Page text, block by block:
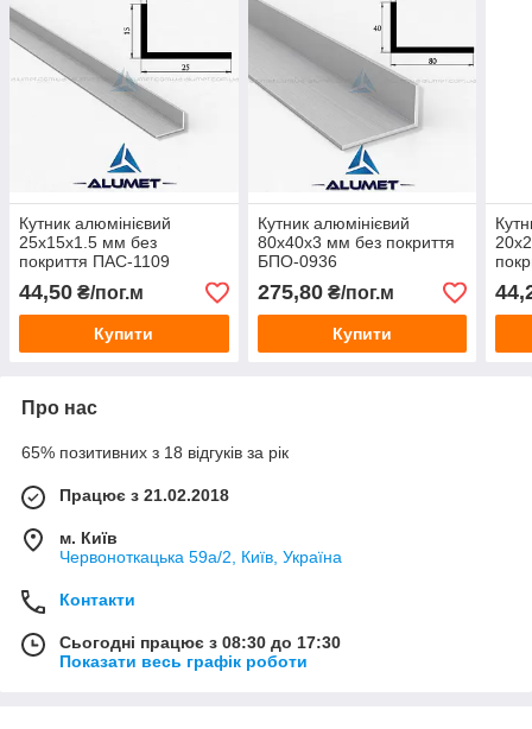
Кутник алюмінієвий
25х15х1.5 мм без
покриття ПАС-1109
(БПО-3146)
44,50 ₴/пог.м
Купити
Кутник алюмінієвий
80х40х3 мм без покриття
БПО-0936
275,80₴/пог.м
Купити
Про нас
65% позитивних з 18 відгуків за рік
Працює з 21.02.2018
м. Київ
Червоноткацька 59а/2, Київ, Україна
Контакти
Сьогодні працює з 08:30 до 17:30
Показати весь графік роботи